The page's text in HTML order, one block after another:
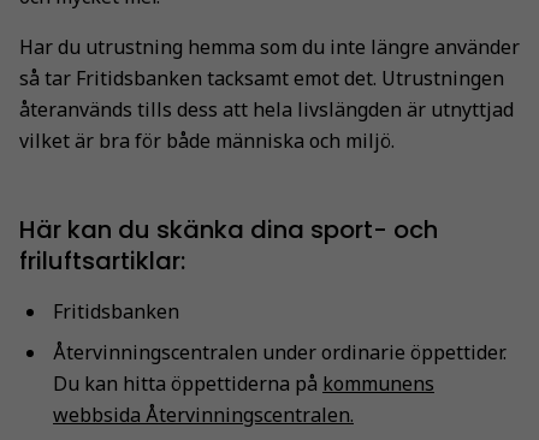
Har du utrustning hemma som du inte längre använder
så tar Fritidsbanken tacksamt emot det. Utrustningen
återanvänds tills dess att hela livslängden är utnyttjad
vilket är bra för både människa och miljö.
Här kan du skänka dina sport- och
friluftsartiklar:
Fritidsbanken
Återvinningscentralen under ordinarie öppettider.
Du kan hitta öppettiderna på kommunens
webbsida Återvinningscentralen.